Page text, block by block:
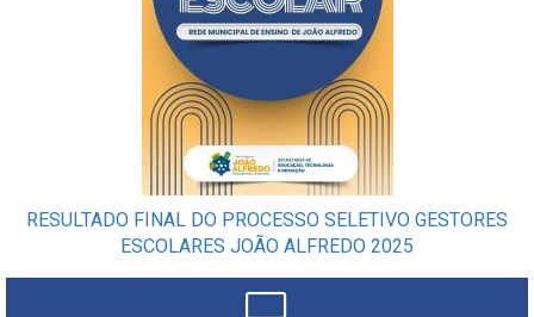
RESULTADO FINAL DO PROCESSO SELETIVO GESTORES
ESCOLARES JOÃO ALFREDO 2025